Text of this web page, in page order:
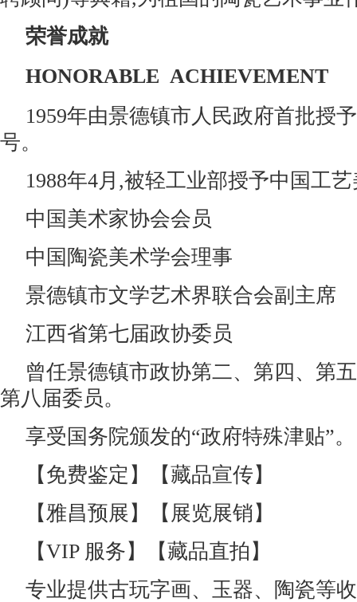
荣誉成就
HONORABLE ACHIEVEMENT
1959年由景德镇市人民政府首批授
号。
1988年4月,被轻工业部授予中国工
中国美术家协会会员
中国陶瓷美术学会理事
景德镇市文学艺术界联合会副主席
江西省第七届政协委员
曾任景德镇市政协第二、第四、第
第八届委员。
享受国务院颁发的“政府特殊津贴”。
【免费鉴定】【藏品宣传】
【雅昌预展】【展览展销】
【VIP 服务】【藏品直拍】
专业提供古玩字画、玉器、陶瓷等